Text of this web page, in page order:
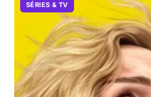
SÉRIES & TV